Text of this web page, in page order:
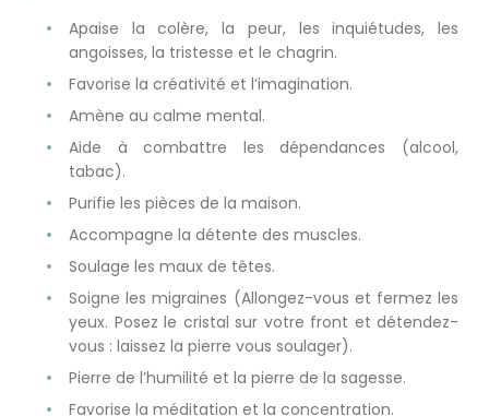
Apaise la colère, la peur, les inquiétudes, les
angoisses, la tristesse et le chagrin.
Favorise la créativité et l’imagination.
Amène au calme mental.
Aide à combattre les dépendances (alcool,
tabac).
Purifie les pièces de la maison.
Accompagne la détente des muscles.
Soulage les maux de têtes.
Soigne les migraines (Allongez-vous et fermez les
yeux. Posez le cristal sur votre front et détendez-
vous : laissez la pierre vous soulager).
Pierre de l’humilité et la pierre de la sagesse.
Favorise la méditation et la concentration.